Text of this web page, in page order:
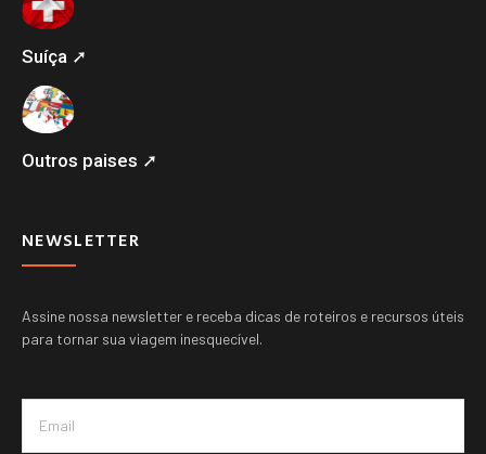
Suíça ➚
Outros paises ➚
NEWSLETTER
Assine nossa newsletter e receba dicas de roteiros e recursos úteis
para tornar sua viagem inesquecível.